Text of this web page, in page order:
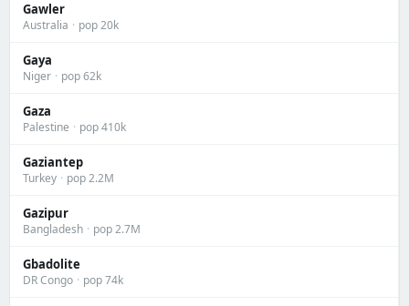
Gawler
Australia · pop 20k
Gaya
Niger · pop 62k
Gaza
Palestine · pop 410k
Gaziantep
Turkey · pop 2.2M
Gazipur
Bangladesh · pop 2.7M
Gbadolite
DR Congo · pop 74k